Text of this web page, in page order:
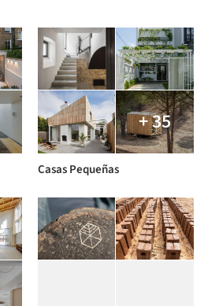
+ 35
Casas Pequeñas